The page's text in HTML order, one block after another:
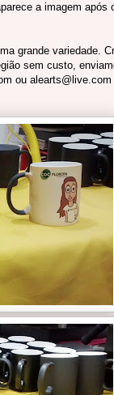
a imagem após
grande variedade.
sem custo,
ou alearts@live.com